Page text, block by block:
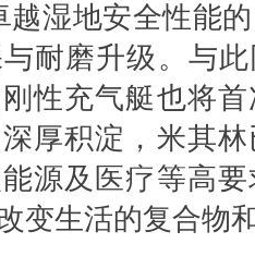
湿地安全性能
耐磨升级。与
性充气艇也将
厚积淀，米其
源及医疗等高
变生活的复合物